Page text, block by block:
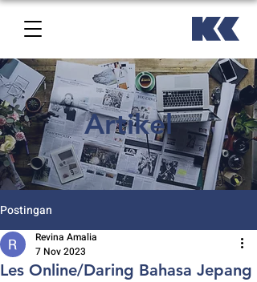
Artikel
Postingan
Les Online/Daring Bahasa Jepang
Revina Amalia
7 Nov 2023